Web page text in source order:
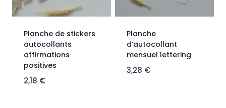
Planche de stickers
autocollants
affirmations
positives
2,18 €
Planche
d’autocollant
mensuel lettering
3,28 €